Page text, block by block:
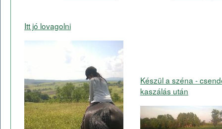
Itt jó lovagolni
Készül a széna -
kaszálás után